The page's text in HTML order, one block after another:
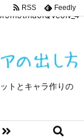
トとキャラ作りの
RSS Feedly